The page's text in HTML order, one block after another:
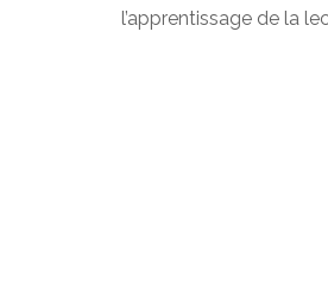
l’apprentissage de la